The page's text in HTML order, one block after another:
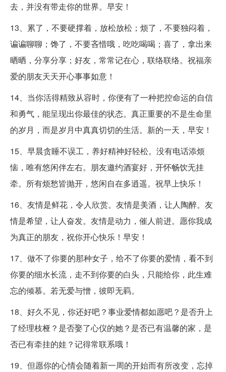
去，并没有带走你的世界。早安！
13、累了，不要硬撑着，放松放松；烦了，不要独闷着，
谝谝聊聊；馋了，不要吝惜哦，吃吃喝喝；喜了，拿出来
晒晒，分享分享；好友，常常记在心，联络联络。祝福亲
爱的朋友天天开心事事如意！
14、当你活得精致从容时，你便有了一种把控命运的自信
和勇气，能呈现出你最佳的状态。真正重要的不是生命里
的岁月，而是岁月中真真切切的生活。新的一天，早安！
15、早晨贪睡不误工，养好精神好轻松。没有电话添烦
恼，唯有悠闲伴左右。朋友邀约酒宴好，开怀畅饮无挂
牵。所有烦愁皆抛开，悠闲自在多逍遥。祝早上快乐！
16、友情是鲜花，令人欣赏。友情是美酒，让人陶醉。友
情是希望，让人奋发。友情是动力，催人前进。愿你我成
为真正的朋友，祝你开心快乐！早安！
17、做不了你要的那种女子，给不了你要的爱情，看不到
你要的细水长流，走不到你要的白头，只能给你，此生难
忘的倾慕。若无爱与憎，彼即无羁。
18、好久不见，你还好吧？事业爱情都如愿吧？是否升上
了经理枝桠？是否娶了心仪的她？是否已有温馨的家，是
否已有牵挂的娃？记得常联系哦！
19、但愿你的心情会随着新一周的开始而有所改变，忘掉